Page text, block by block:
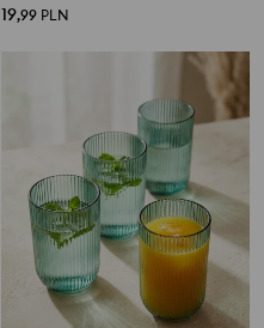
19,99 PLN